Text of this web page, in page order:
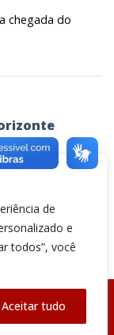
de
e
todos”, você
Aceitar tudo
chegada do
do mercado,
reservados